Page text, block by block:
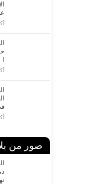
!
صور من